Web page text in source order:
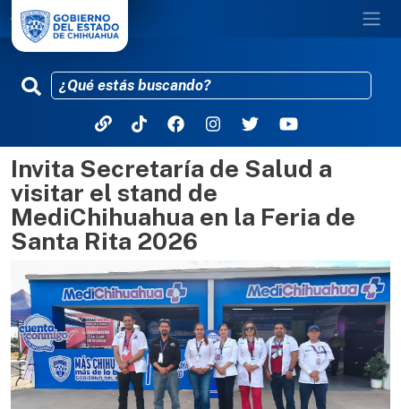
Pasar al contenido principal
Invita Secretaría de Salud a
visitar el stand de
MediChihuahua en la Feria de
Santa Rita 2026